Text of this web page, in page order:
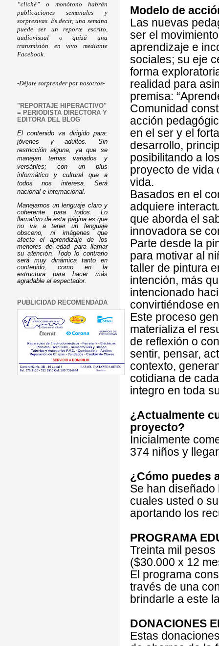
Modelo de
Las nuevas
ser el
aprendizaje e
sociales; su eje
forma
realidad para
premisa:
Comunidad
acción
en el ser y el
desarrollo,
posibilitando a
proyecto de vida
vida.
Basados en el
adquiere
que aborda el
innovadora se
Parte desde la
para motivar al
taller de pintura
intención, más
intencionado
convirtiéndose
Este proceso
materializa el
de reflexión o
sentir, pensar,
contexto,
cotidiana de
integro en toda
¿Actualmente
proyecto?
Inicialmente
374 niños y
¿Cómo puedes
Se han
cuales usted o
aportando los
PROGRAMA
Treinta mil
($30.000 x 12
El programa
través de una
brindarle a este
DONACIONES
Estas
“cliché” o monótono habrán
publicaciones semanales y
sorpresivas. Es decir, una semana
puede ser un reporte escrito,
audiovisual o quizá una
transmisión en vivo mediante
Facebook.
-Déjate sorprender por nosotros-
"REPORTAJE HIPERACTIVO"
= PERIODISTA DIRECTORA Y
EDITORA DEL BLOG
El contenido va dirigido para:
jóvenes y adultos. Sin
restricción alguna; ya que se
manejan temas variados y
versátiles; con un plus
informático y cultural que a
todos nos interesa. Será
nacional e internacional.
Manejamos un lenguaje claro y
coherente para todos. Lo
llamativo de esta página es que
no va a tener un lenguaje
obsceno, ni imágenes que
afecte el aprendizaje de los
menores de edad para llamar
su atención. Todo lo contrario
será muy dinámica tanto en
contenido, como en la
estructura para hacer más
agradable al espectador.
PUBLICIDAD RECOMENDADA